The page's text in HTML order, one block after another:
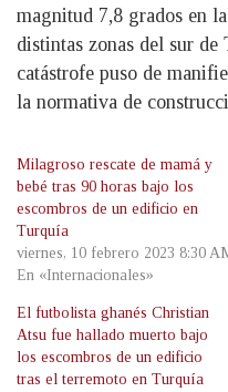
magnitud 7,8 grados en
distintas zonas del sur
catástrofe puso de
la normativa de
Milagroso rescate de mamá y
bebé tras 90 horas bajo los
escombros de un edificio en
Turquía
viernes, 10 febrero 2023 8:30
En «Internacionales»
El futbolista ghanés Christian
Atsu fue hallado muerto bajo
los escombros de un edificio
tras el terremoto en Turquía